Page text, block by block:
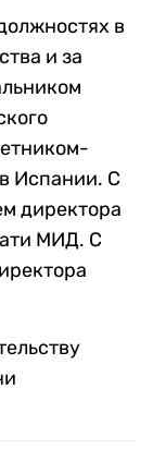
в
и за
Испании. С
директора
МИД. С